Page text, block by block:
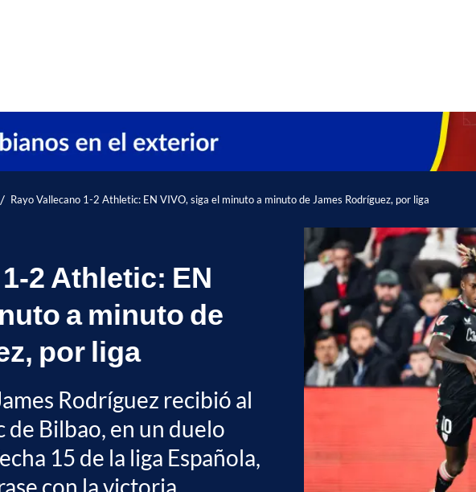
/ Rayo Vallecano 1-2 Athletic: EN VIVO, siga el minuto a minuto de James Rodríguez, por liga
2 Athletic: EN
a minuto de
por liga
Rodríguez recibió al
Bilbao, en un duelo
15 de la liga Española,
con la victoria.